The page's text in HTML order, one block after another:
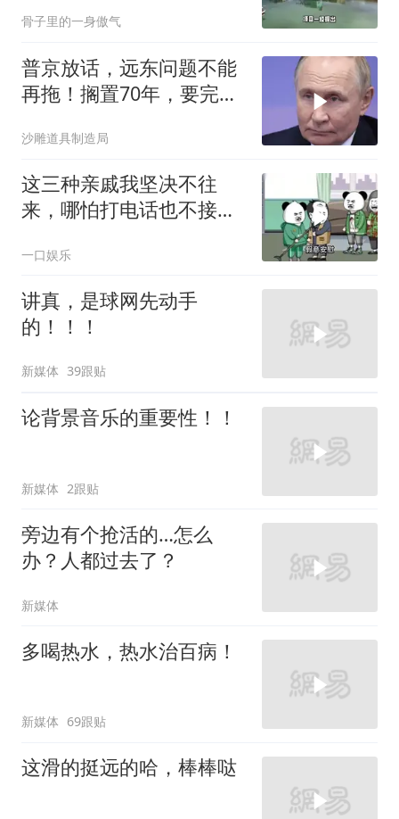
骨子里的一身傲气
普京放话，远东问题不能
再拖！搁置70年，要完成
沙雕道具制造局
这三种亲戚我坚决不往
来，哪怕打电话也不接，
一口娱乐
讲真，是球网先动手
的！！！
新媒体 39跟贴
论背景音乐的重要性！！
新媒体 2跟贴
旁边有个抢活的…怎么
办？人都过去了？
新媒体
多喝热水，热水治百病！
新媒体 69跟贴
这滑的挺远的哈，棒棒哒